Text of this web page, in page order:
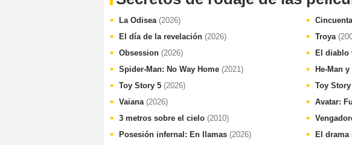
La Odisea (2026)
El día de la revelación (2026)
Obsession (2026)
Spider-Man: No Way Home (2021)
Toy Story 5 (2026)
Vaiana (2026)
3 metros sobre el cielo (2010)
Posesión infernal: En llamas (2026)
Troya
El diablo
He-Man
Toy
Avatar:
El drama